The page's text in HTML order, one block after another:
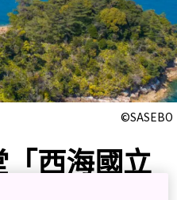
©SASEBO
西海國立